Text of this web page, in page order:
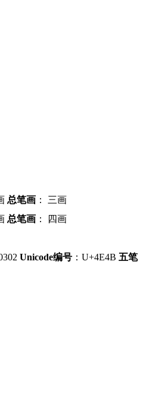
总笔画 ： 三画
总笔画 ：
四画
Unicode编号 ：U+4E4B 五笔